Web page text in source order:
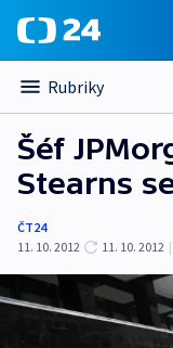
Rubriky
Šéf
Stearns
ČT24
11. 10. 2012
11. 10. 2012 |